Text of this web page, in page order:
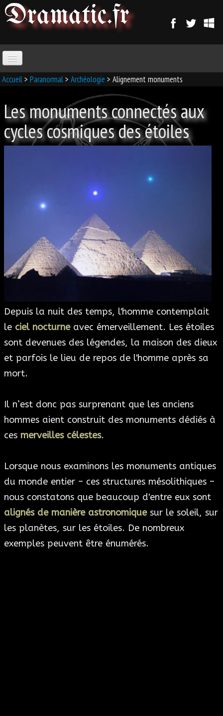
Dramatic.fr
ACCUEIL
MAGIE
MAGIE ARABE
ESOTÉRISME
SECTES
A PROPOS
Accueil> Paranormal> Archéologie > Alignement monuments
Les monuments connectés aux
cycles cosmiques des étoiles
Depuis la nuit des temps, l'homme contemplait
le ciel nocturneavec émerveillement. Les étoiles
sont devenues des légendes, la maison des dieux
et parfois le lieu de repos de l'homme après sa
mort.
Il n’est donc pas surprenant que les anciens
hommes aient construit des monuments dédiés à
ces merveilles célestes.
Lorsque nous examinons les monuments antiques
du monde entier – ces structures mésolithiques –
nous constatons que beaucoup d'entre eux sont
alignés de manière astronomiquesur le soleil, sur
les planètes, sur les étoiles. De nombreux
exemples peuvent être énumérés.